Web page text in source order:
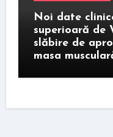
Noi date
superioară de
slăbire de
masa